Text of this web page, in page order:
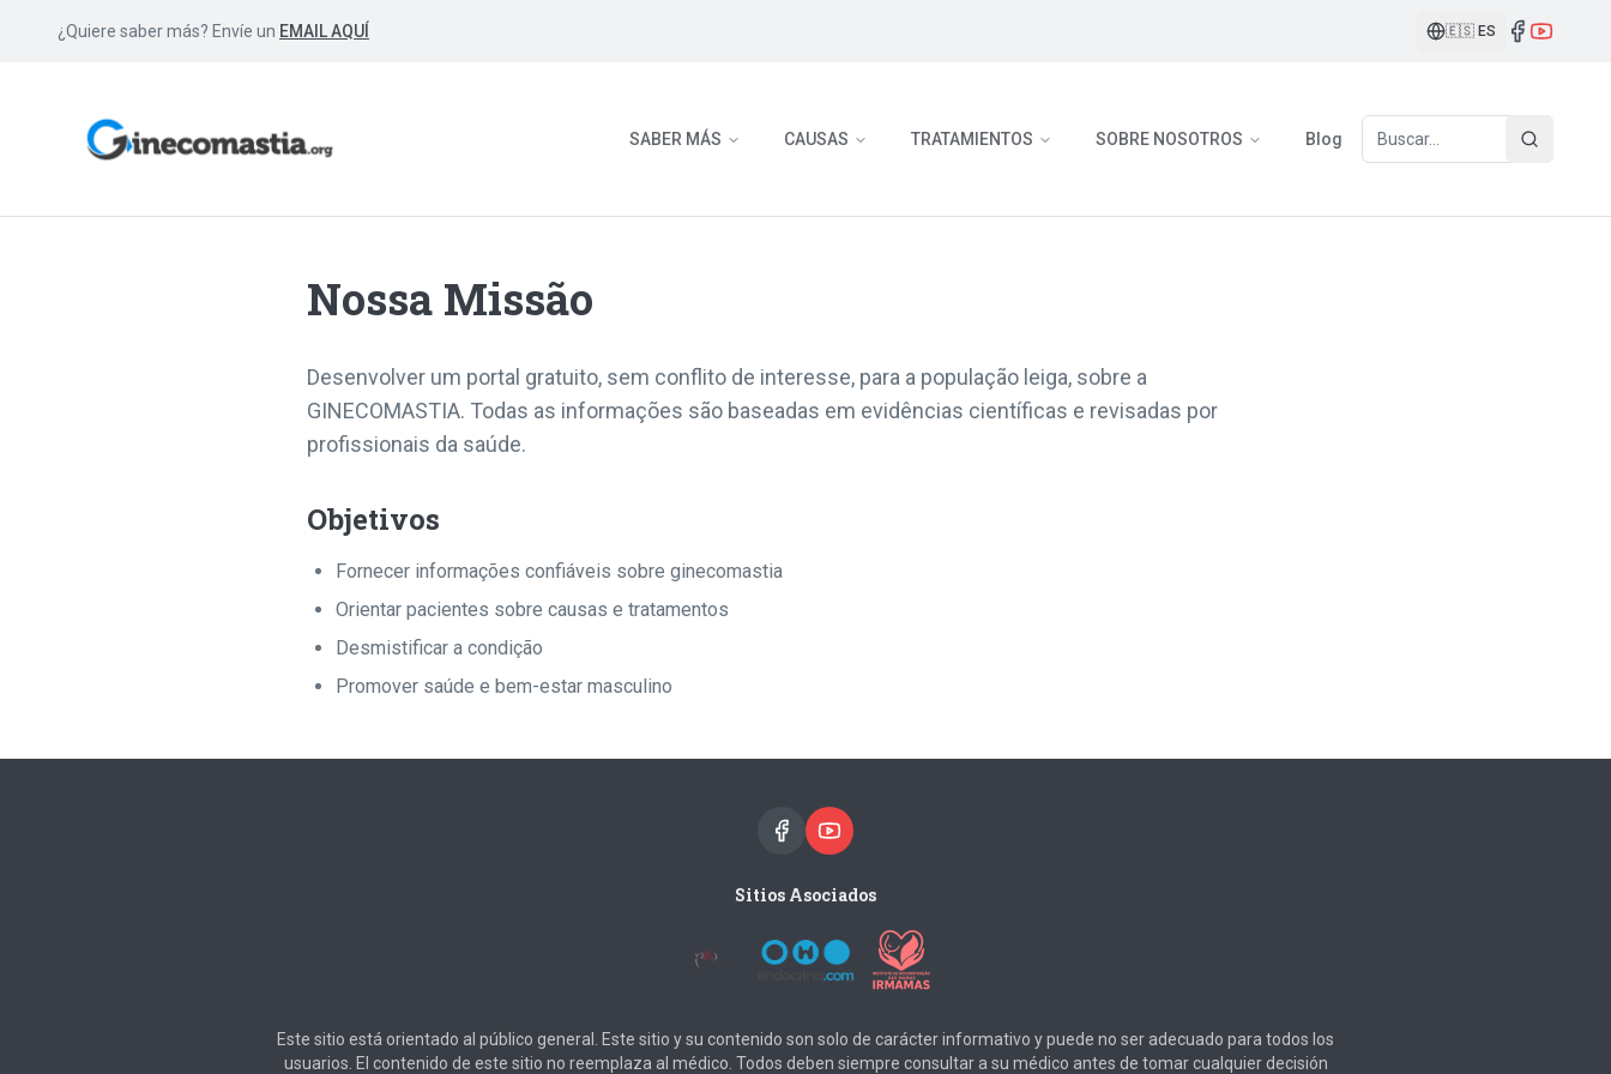
¿Quiere saber más? Envíe un EMAIL AQUÍ 🇪🇸 ES
SABER MÁS CAUSAS TRATAMIENTOS SOBRE NOSOTROS Blog
Nossa Missão
Desenvolver um portal gratuito, sem conflito de interesse, para a população leiga, sobre a
GINECOMASTIA. Todas as informações são baseadas em evidências científicas e revisadas por
profissionais da saúde.
Objetivos
Fornecer informações confiáveis sobre ginecomastia
Orientar pacientes sobre causas e tratamentos
Desmistificar a condição
Promover saúde e bem-estar masculino
Sitios Asociados
Este sitio está orientado al público general. Este sitio y su contenido son solo de carácter informativo y puede no ser adecuado para todos los
usuarios. El contenido de este sitio no reemplaza al médico. Todos deben siempre consultar a su médico antes de tomar cualquier decisión